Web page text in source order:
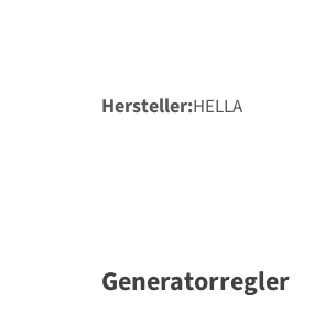
Hersteller HELLA
Generatorregler